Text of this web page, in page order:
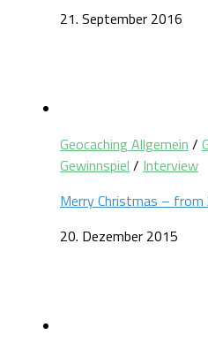
21. September 2016
Geocaching Allgemein /
Gewinnspiel / Interview
Merry Christmas – from
20. Dezember 2015